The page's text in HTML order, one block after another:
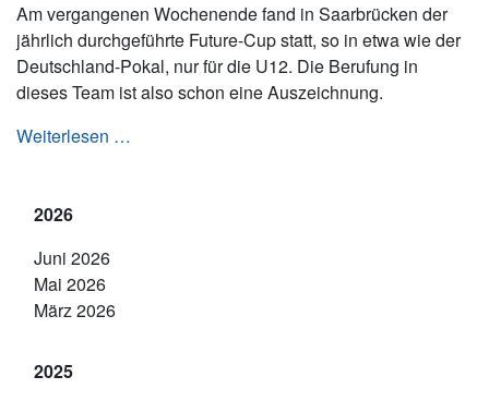
Am vergangenen Wochenende fand in Saarbrücken der
jährlich durchgeführte Future-Cup statt, so in etwa wie der
Deutschland-Pokal, nur für die U12. Die Berufung in
dieses Team ist also schon eine Auszeichnung.
Weiterlesen …
2026
Juni 2026
Mai 2026
März 2026
2025